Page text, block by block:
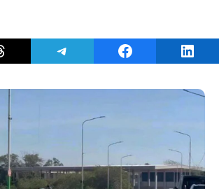
Share on ThreadsShare on TelegramShare on Facebook